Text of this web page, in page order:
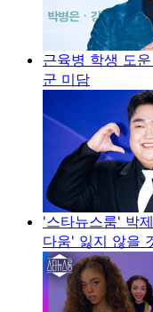
근육병 학생 도
군 미담
'스타뉴스룸' 박
다움' 잃지 않을